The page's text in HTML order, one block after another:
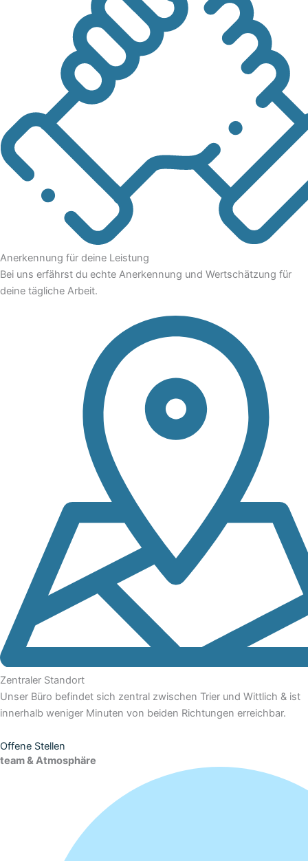
Anerkennung für deine Leistung
Bei uns erfährst du echte Anerkennung und Wertschätzung für
deine tägliche Arbeit.
Zentraler Standort
Unser Büro befindet sich zentral zwischen Trier und Wittlich & ist
innerhalb weniger Minuten von beiden Richtungen erreichbar.
Offene Stellen
team & Atmosphäre